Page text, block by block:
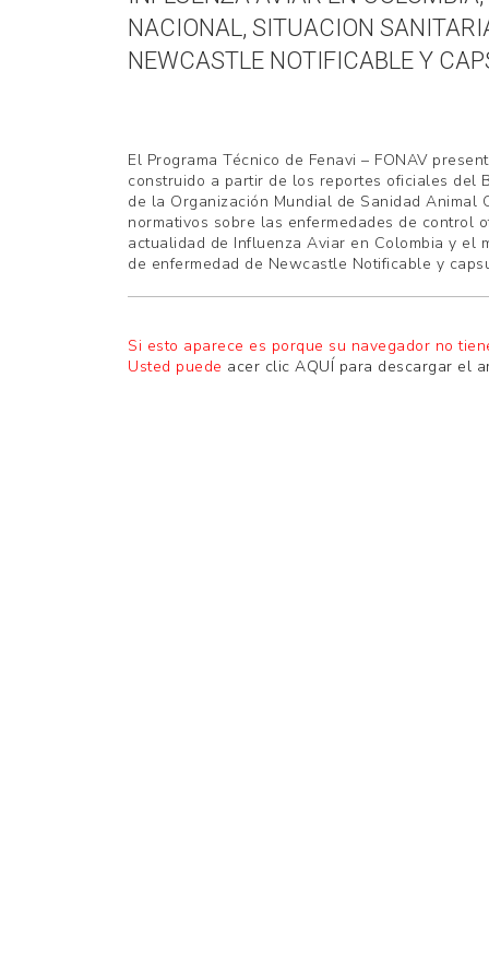
AVICULTORES
DE
NACIONAL, SITUACION
NEWCASTLE NOTIFICABLE Y
El Programa Técnico de Fenavi – FONAV
construido a partir de los reportes oficiales del
de la Organización Mundial de Sanidad Animal
normativos sobre las enfermedades de control
actualidad de Influenza Aviar en Colombia y el
de enfermedad de Newcastle Notificable y
Si esto aparece es porque su navegador no
Usted puede acer clic AQUÍ para descargar el